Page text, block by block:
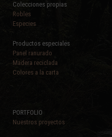
Colecciones propias
Robles
Especies
Productos especiales
Panel ranurado
Madera reciclada
Colores a la carta
PORTFOLIO
Nuestros proyectos